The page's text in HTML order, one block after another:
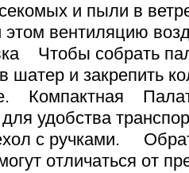
и пыли в
этом вентиляцию
Чтобы собрать
в шатер и закрепить
Компактная
удобства
с ручками.
отличаться от